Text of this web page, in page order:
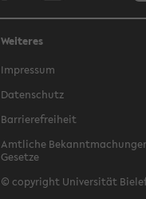
Weiteres
Impressum
Datenschutz
Barrierefreiheit
Amtliche
Gesetze
© copyright Universität